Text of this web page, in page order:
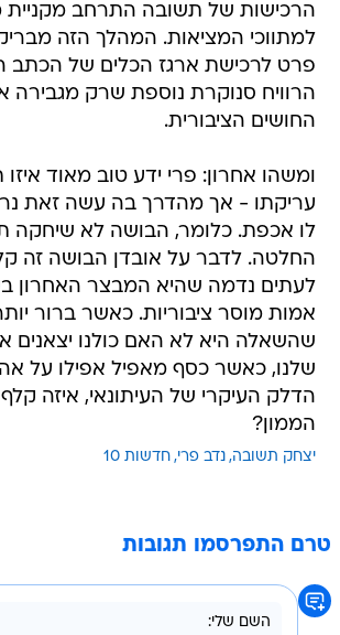
פרט לרכישת ארגז הכלים של הכתב
הרוויח סנוקרת נוספת שרק מגבירה
החושים הציבורית.
ומשהו אחרון: פרי ידע טוב מאוד איזו
לו אכפת. כלומר, הבושה לא שיחקה
החלטה. לדבר על אובדן הבושה זה
לעתים נדמה שהיא המבצר האחרון
אמות מוסר ציבוריות. כאשר ברור
שהשאלה היא לא האם כולנו יצאנים
שלנו, כאשר כסף מאפיל אפילו על
הדלק העיקרי של העיתונאי, איזה קלף
הממון?
יצחק תשובה נדב פרי חדשות 10